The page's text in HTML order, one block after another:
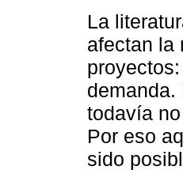
La
afectan la
demanda.
todavía
Por eso
sido